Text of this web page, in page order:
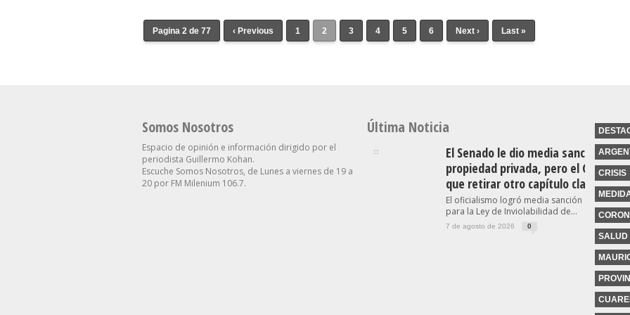
Pagina 2 de 77 ‹ Previous 1 2 3 4 5 6 Next › Last »
Somos Nosotros
Espacio de opinión e información dirigido por el
periodista Guillermo Kohan.
Escuche Somos Nosotros, de Lunes a viernes de 19 a
20 por FM Milenium 106.7.
Última Noticia
El Senado le dio media sanción a la
propiedad privada, pero el
que retirar otro capítulo clave
El oficialismo logró media sanción en el
para la Ley de Inviolabilidad de...
7 de agosto de 2026 0
CRISIS
SALUD